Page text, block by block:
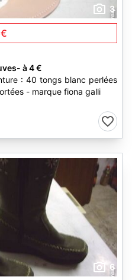
3
à 4 €
: 40 tongs blanc perlées
- marque fiona galli
6